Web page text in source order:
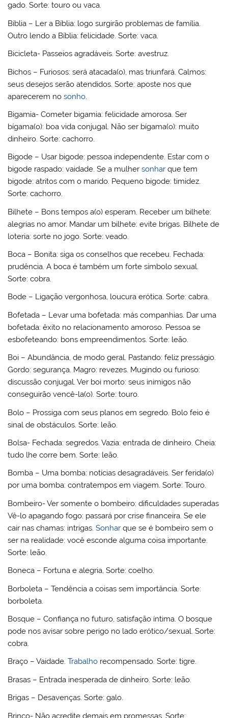
gado. Sorte: touro ou vaca.
Bíblia – Ler a Bíblia: logo surgirão problemas de família.
Outro lendo a Bíblia: felicidade. Sorte: vaca.
Bicicleta- Passeios agradáveis. Sorte: avestruz.
Bichos – Furiosos: será atacada(o), mas triunfará. Calmos:
seus desejos serão atendidos. Sorte: aposte nos que
aparecerem nosonho
Bigamia- Cometer bigamia: felicidade amorosa. Ser
bígama(o): boa vida conjugal. Não ser bígama(o): muito
dinheiro. Sorte: cachorro.
Bigode – Usar bigode: pessoa independente. Estar com o
bigode raspado: vaidade. Se a mulhersonhar que tem
bigode: atritos com o marido. Pequeno bigode: timidez.
Sorte: cachorro.
Bilhete – Bons tempos a(o) esperam. Receber um bilhete:
alegrias no amor. Mandar um bilhete: evite brigas. Bilhete de
loteria: sorte no jogo. Sorte: veado.
Boca – Bonita: siga os conselhos que recebeu. Fechada:
prudência. A boca é também um forte símbolo sexual.
Sorte: cobra.
Bode – Ligação vergonhosa, loucura erótica. Sorte: cabra.
Bofetada – Levar uma bofetada: más companhias. Dar uma
bofetada: êxito no relacionamento amoroso. Pessoa se
esbofeteando: bons empreendimentos. Sorte: leão.
Boi – Abundância, de modo geral. Pastando: feliz presságio.
Gordo: segurança. Magro: revezes. Mugindo ou furioso:
discussão conjugal. Ver boi morto: seus inimigos não
conseguirão vencê-la(o). Sorte: touro.
Bolo – Prossiga com seus planos em segredo. Bolo feio é
sinal de obstáculos. Sorte: leão.
Bolsa- Fechada: segredos. Vazia: entrada de dinheiro. Cheia:
tudo lhe corre bem. Sorte: leão.
Bomba – Uma bomba: notícias desagradáveis. Ser ferida(o)
por uma bomba: contratempos em viagem. Sorte: Touro.
Bombeiro- Ver somente o bombeiro: dificuldades superadas
Vê-lo apagando fogo: passará por crise financeira. Se ele
cair nas chamas: intrigas.Sonhar que se é bombeiro sem o
ser na realidade: você esconde alguma coisa importante.
Sorte: leão.
Boneca – Fortuna e alegria, Sorte: coelho.
Borboleta – Tendência a coisas sem importância. Sorte:
borboleta.
Bosque – Confiança no futuro, satisfação íntima. O bosque
pode nos avisar sobre perigo no lado erótico/sexual. Sorte:
cobra.
Braço – Vaidade.Trabalho recompensado. Sorte: tigre.
Brasas – Entrada inesperada de dinheiro. Sorte: leão.
Brigas – Desavenças. Sorte: galo.
Brinco- Não acredite demais em promessas. Sorte: